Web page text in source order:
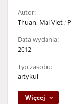
Autor:
Thuan, Mai Viet;
Data wydania:
2012
Typ zasobu:
artykuł
Więcej